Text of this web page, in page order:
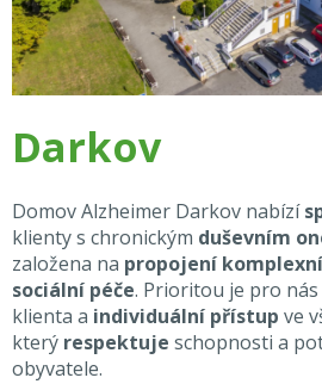
Darkov
Domov Alzheimer Darkov nabízí
klienty s chronickým duševním
založena na propojení
sociální péče. Prioritou je pro nás
klienta a individuální přístup ve
který respektuje schopnosti a
obyvatele.